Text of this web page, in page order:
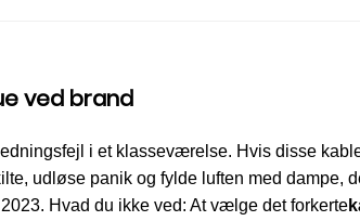
ved brand
i et klasseværelse. Hvis disse
udløse panik og fylde luften med
Hvad du ikke ved: At vælge det forkerte